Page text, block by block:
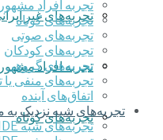
تجربه‌های غیر
تجربه افراد مشهور
تجربه‌های کوتاه
تجربه افراد مشهور
تجربه‌های کوتاه
تجربه‌های صوتی
تجربه‌های کودکان
تجربه‌های گروهی
‌تجربه‌های منفی
اتفاق‌های آینده
تجربه‌های شبه نزدیک
تجربه‌های شبه NDE ایرانی